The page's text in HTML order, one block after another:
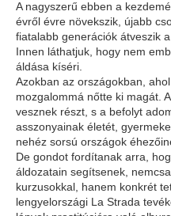
A nagyszerű ebben a
évről évre növekszik, újabb
fiatalabb generációk átveszik
Innen láthatjuk, hogy nem
áldása kíséri.
Azokban az országokban,
mozgalommá nőtte ki magát.
vesznek részt, s a befolyt
asszonyainak életét,
nehéz sorsú országok
De gondot fordítanak arra,
áldozatain segítsenek,
kurzusokkal, hanem konkrét
lengyelországi La Strada